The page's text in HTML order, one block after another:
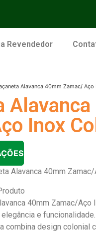
Revendedor
Alavanca 40mm Zamac/
Inox
Alavanca 40mm
40mm Zamac/Aço
e
combina design colonial